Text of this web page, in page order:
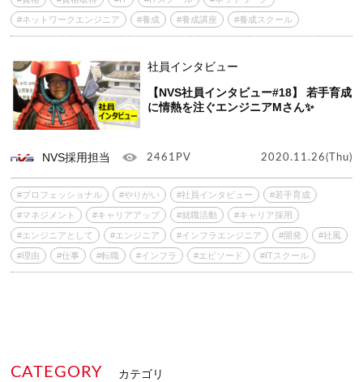
#ネットワークエンジニア #養成 #養成講座 #養成スクール
社員インタビュー
【NVS社員インタビュー#18】 若手育成
に情熱を注ぐエンジニアMさん✨
NVS採用担当 2461PV 2020.11.26(Thu)
#プロフェッショナル #やりがい #社員インタビュー #若手育成
#マネジメント #キャリアアップ #就職活動 #キャリア採用
#エンジニアとして #エンジニア #インフラエンジニア #開発 #社風
#理由 #仕事 #転職 #インフラ #エピソード #ITスクール
CATEGORY カテゴリ